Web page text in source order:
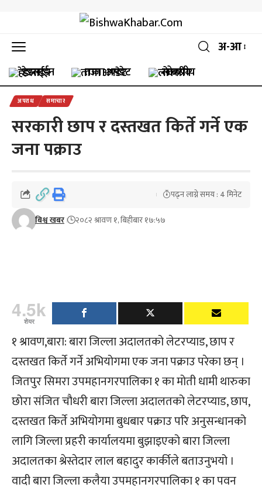
अ-आ
हेडलाईन ताजा अपडेट लोकप्रीय
अपराध समाचार
सरकारी छाप र दस्तखत किर्ते गर्ने एक
जना पक्राउ
बिश्व खबर २०८२ श्रावण १, बिहीबार १७:५७
पढ्न लाग्ने समय : 4 मिनेट
4.5k
शेयर
१ श्रावण,बारा: बारा जिल्ला अदालतको लेटरप्याड, छाप र
दस्तखत किर्ते गर्ने अभियोगमा एक जना पक्राउ परेका छन् ।
जितपुर सिमरा उपमहानगरपालिका १ का मोती धामी थारुका
छोरा संजित चौधरी बारा जिल्ला अदालतको लेटरप्याड, छाप,
दस्तखत किर्ते अभियोगमा बुधबार पक्राउ परि अनुसन्धानको
लागि जिल्ला प्रहरी कार्यालयमा बुझाइएको बारा जिल्ला
अदालतका श्रेस्तेदार लाल बहादुर कार्कीले बताउनुभयो ।
वादी बारा जिल्ला कलैया उपमहानगरपालिका १ का पवन